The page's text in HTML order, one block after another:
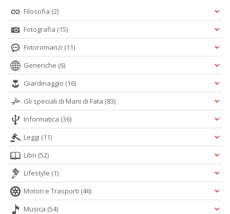
Filosofia (2)
Fotografia (15)
Fotoromanzi (11)
Generiche (6)
Giardinaggio (16)
Gli speciali di Mani di Fata (83)
Informatica (36)
Leggi (11)
Libri (52)
Lifestyle (1)
Motori e Trasporti (46)
Musica (54)